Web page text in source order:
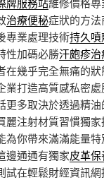
治療便秘症狀的方
專業處理技術持久噴
性加碼必勝汗皰疹治
在幾乎完全無痛的
業打造高質感私密
更多取決於透過精
麗注射材質習慣獨家
為你帶來滿滿能量特
邊通通有獨家皮革
試在輕鬆財經資訊網